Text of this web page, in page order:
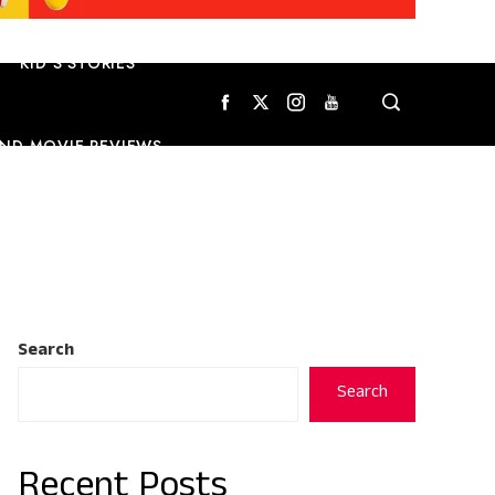
KID’S STORIES
MOVIE REVIEWS
Search
Search